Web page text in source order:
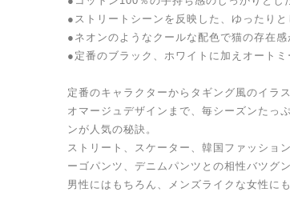
●ストリートシーンを反映した、ゆったり
●ネオンのようなクールな配色で猫の存在
●定番のブラック、ホワイトに加えオートミ
定番のキャラクターからタギング風のイラ
オマージュデザインまで、毎シーズンたっ
ンが人気の秘訣。
ストリート、スケーター、韓国ファッショ
ーゴパンツ、デニムパンツとの相性バツグン
男性にはもちろん、メンズライクな女性に